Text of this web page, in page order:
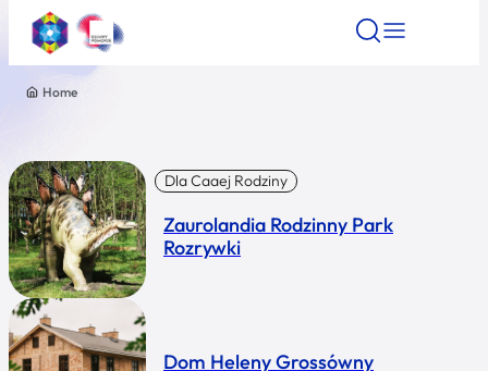
Nazwa atrakcji
Miasto
Kategoria
Home
Dla Caaej Rodziny
Zaurolandia Rodzinny Park
Rozrywki
Dom Heleny Grossówny